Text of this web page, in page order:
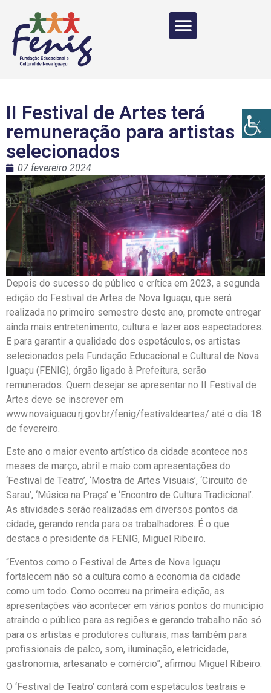
II Festival de Artes terá
remuneração para artistas
selecionados
07 fevereiro 2024
Depois do sucesso de público e crítica em 2023, a segunda
edição do Festival de Artes de Nova Iguaçu, que será
realizada no primeiro semestre deste ano, promete entregar
ainda mais entretenimento, cultura e lazer aos espectadores.
E para garantir a qualidade dos espetáculos, os artistas
selecionados pela Fundação Educacional e Cultural de Nova
Iguaçu (FENIG), órgão ligado à Prefeitura, serão
remunerados. Quem desejar se apresentar no II Festival de
Artes deve se inscrever em
www.novaiguacu.rj.gov.br/fenig/festivaldeartes/ até o dia 18
de fevereiro.
Este ano o maior evento artístico da cidade acontece nos
meses de março, abril e maio com apresentações do
‘Festival de Teatro’, ‘Mostra de Artes Visuais’, ‘Circuito de
Sarau’, ‘Música na Praça’ e ‘Encontro de Cultura Tradicional’.
As atividades serão realizadas em diversos pontos da
cidade, gerando renda para os trabalhadores. É o que
destaca o presidente da FENIG, Miguel Ribeiro.
“Eventos como o Festival de Artes de Nova Iguaçu
fortalecem não só a cultura como a economia da cidade
como um todo. Como ocorreu na primeira edição, as
apresentações vão acontecer em vários pontos do município
atraindo o público para as regiões e gerando trabalho não só
para os artistas e produtores culturais, mas também para
profissionais de palco, som, iluminação, eletricidade,
gastronomia, artesanato e comércio”, afirmou Miguel Ribeiro.
O ‘Festival de Teatro’ contará com espetáculos teatrais e